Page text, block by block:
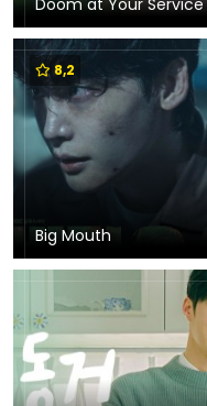
8,2
Big Mouth